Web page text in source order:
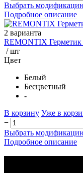
Выбрать
Подробное описание
2 варианта
REMONTIX Герметик
/ шт
Цвет
Белый
Бесцветный
-
В корзину Уже в
−
Выбрать
Подробное описание